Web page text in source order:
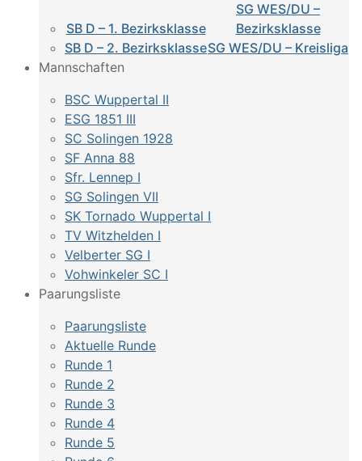
SB D – 1. Bezirksklasse
SG WES/DU –
Bezirksklasse
SB D – 2. BezirksklasseSG WES/DU – Kreisliga
Mannschaften
BSC Wuppertal II
ESG 1851 III
SC Solingen 1928
SF Anna 88
Sfr. Lennep I
SG Solingen VII
SK Tornado Wuppertal I
TV Witzhelden I
Velberter SG I
Vohwinkeler SC I
Paarungsliste
Paarungsliste
Aktuelle Runde
Runde 1
Runde 2
Runde 3
Runde 4
Runde 5